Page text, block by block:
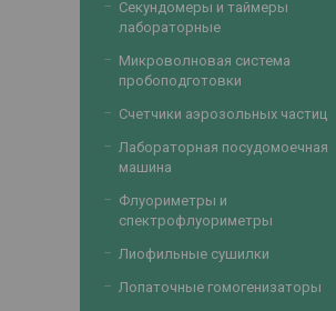
Секундомеры и таймеры
лабораторные
Микроволновая система
пробоподготовки
Счетчики аэрозольных частиц
Лабораторная посудомоечная
машина
Флуориметры и
спектрофлуориметры
Лиофильные сушилки
Лопаточные гомогенизаторы